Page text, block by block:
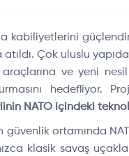
kabiliyetlerini
Çok uluslu
ve yeni
hedefliyor.
NATO içindeki
güvenlik ortamında
klasik savaş